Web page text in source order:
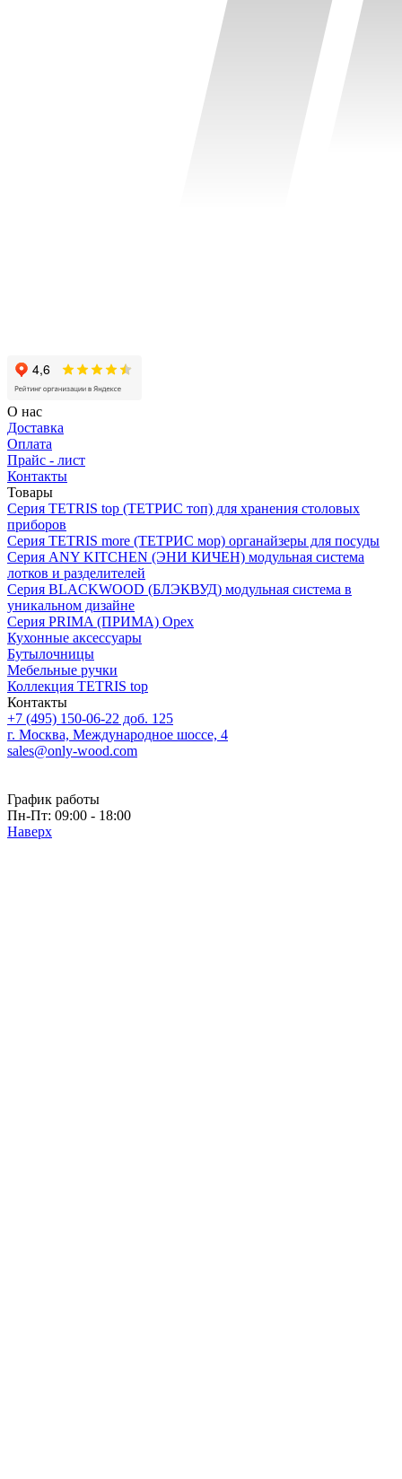
О нас
Доставка
Оплата
Прайс - лист
Контакты
Товары
Серия TETRIS top (ТЕТРИС топ) для хранения столовых
приборов
Серия TETRIS more (ТЕТРИС мор) органайзеры для посуды
Серия ANY KITCHEN (ЭНИ КИЧЕН) модульная система
лотков и разделителей
Серия BLACKWOOD (БЛЭКВУД) модульная система в
уникальном дизайне
Серия PRIMA (ПРИМА) Орех
Кухонные аксессуары
Бутылочницы
Мебельные ручки
Коллекция TETRIS top
Контакты
+7 (495) 150-06-22 доб. 125
г. Москва, Международное шоссе, 4
sales@only-wood.com
График работы
Пн-Пт: 09:00 - 18:00
Наверх